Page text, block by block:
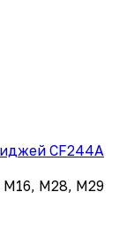
CF244A
M28, M29